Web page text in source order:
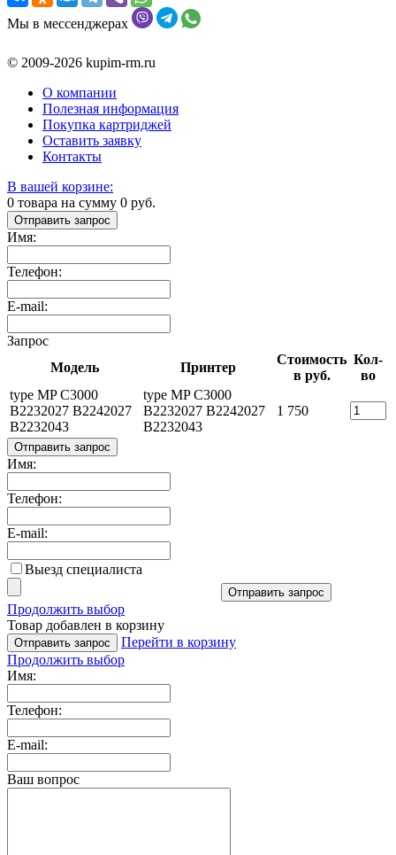
Мы в мессенджерах
© 2009-2026 kupim-rm.ru
О компании
Полезная информация
Покупка картриджей
Оставить заявку
Контакты
В вашей корзине:
0 товара на сумму 0 руб.
Отправить запрос
Имя:
Телефон:
E-mail:
Запрос
Модель
Принтер
Стоимость
в руб.
Кол-
во
type MP C3000
B2232027 B2242027
B2232043
type MP C3000
B2232027 B2242027
B2232043
1 750
Отправить запрос
Имя:
Телефон:
E-mail:
Выезд специалиста
Отправить запрос
Продолжить выбор
Товар добавлен в корзину
Отправить запрос
Перейти в корзину
Продолжить выбор
Имя:
Телефон:
E-mail:
Ваш вопрос